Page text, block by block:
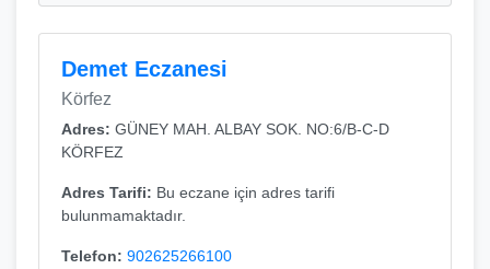
Demet Eczanesi
Körfez
Adres: GÜNEY MAH. ALBAY SOK. NO:6/B-C-D
KÖRFEZ
Adres Tarifi: Bu eczane için adres tarifi
bulunmamaktadır.
Telefon: 902625266100